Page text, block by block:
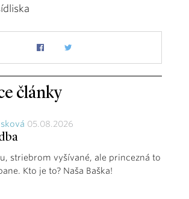
články
05.08.2026
striebrom vyšívané, ale princezná to
Kto je to? Naša Baška!